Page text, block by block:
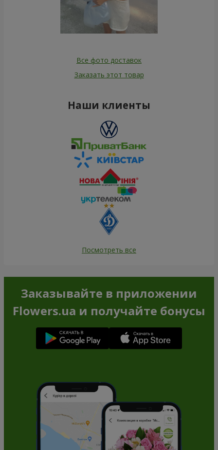
Все фото доставок
Заказать этот товар
Наши клиенты
Посмотреть все
Заказывайте в приложении
Flowers.ua и получайте бонусы